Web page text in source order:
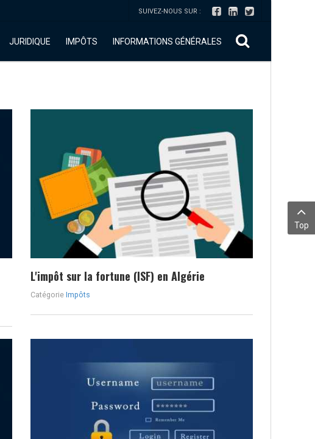
SUIVEZ-NOUS SUR :
JURIDIQUE IMPÔTS INFORMATIONS GÉNÉRALES
L'impôt sur la fortune (ISF) en Algérie
Catégorie Impôts
Top